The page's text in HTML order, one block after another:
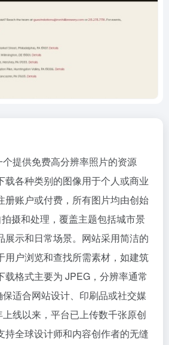
提供免费高分辨率照片的资源
载各种类别的图像用于个人或商业
册账户或付费，所有图片均由创始
摄和处理，覆盖主题包括城市景
展示和日常场景。网站采用简洁的
用户浏览和查找所需素材，如建筑
载格式主要为 JPEG，分辨率通常
适合网站设计、印刷品或社交媒
线以来，平台已上传数千张原创
持全球设计师和内容创作者的无缝